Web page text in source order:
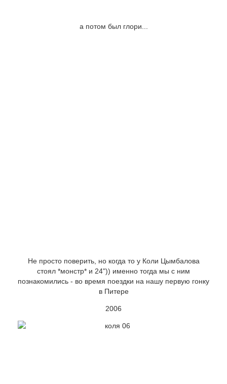
а потом был глори...
Не просто поверить, но когда то у Коли Цымбалова
стоял *монстр* и 24")) именно тогда мы с ним
познакомились - во время поездки на нашу первую гонку
в Питере
2006